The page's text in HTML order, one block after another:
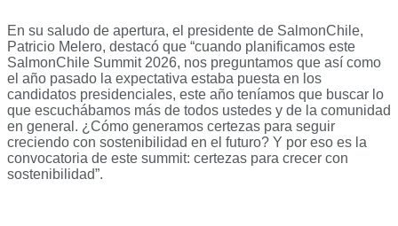
En su saludo de apertura, el presidente de SalmonChile,
Patricio Melero, destacó que “cuando planificamos este
SalmonChile Summit 2026, nos preguntamos que así como
el año pasado la expectativa estaba puesta en los
candidatos presidenciales, este año teníamos que buscar lo
que escuchábamos más de todos ustedes y de la comunidad
en general. ¿Cómo generamos certezas para seguir
creciendo con sostenibilidad en el futuro? Y por eso es la
convocatoria de este summit: certezas para crecer con
sostenibilidad”.